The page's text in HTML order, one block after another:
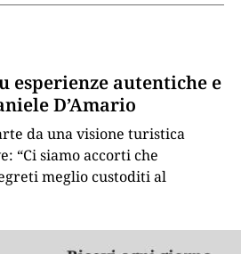
esperienze autentiche e
D’Amario
da una visione turistica
“Ci siamo accorti che
meglio custoditi al